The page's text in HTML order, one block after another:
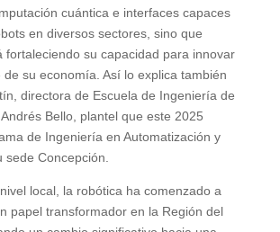
cuántica e interfaces capaces
en diversos sectores, sino que
fortaleciendo su capacidad para innovar
de su economía. Así lo explica también
directora de Escuela de Ingeniería de
Bello, plantel que este 2025
de Ingeniería en Automatización y
sede Concepción.
local, la robótica ha comenzado a
papel transformador en la Región del